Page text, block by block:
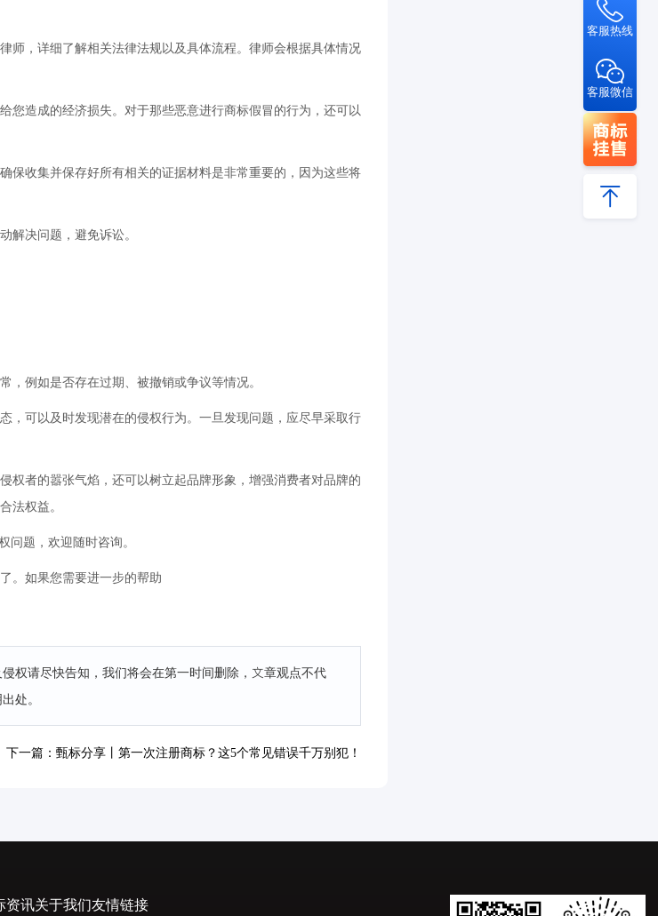
师，详细了解相关法律法规以及具体流程。律师会根据具体情况
您造成的经济损失。对于那些恶意进行商标假冒的行为，还可以
保收集并保存好所有相关的证据材料是非常重要的，因为这些将
解决问题，避免诉讼。
，例如是否存在过期、被撤销或争议等情况。
，可以及时发现潜在的侵权行为。一旦发现问题，应尽早采取行
权者的嚣张气焰，还可以树立起品牌形象，增强消费者对品牌的
法权益。
问题，欢迎随时咨询。
。如果您需要进一步的帮助
权请尽快告知，我们将会在第一时间删除，文章观点不代
处。
下一篇：甄标分享丨第一次注册商标？这5个常见错误千万别犯！
资讯关于我们友情链接
客服热线
客服微信